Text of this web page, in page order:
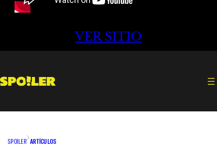
VER SITIO
SPOILER ARTÍCULOS